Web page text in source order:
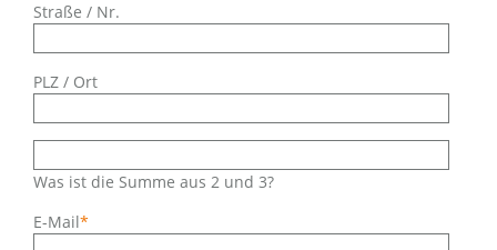
Straße / Nr.
PLZ / Ort
Was ist die Summe aus 2 und 3?
Pflichtfeld
E-Mail*